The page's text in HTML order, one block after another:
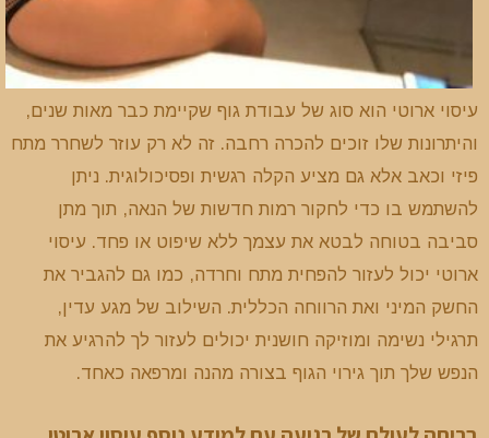
עיסוי ארוטי הוא סוג של עבודת גוף שקיימת כבר מאות שנים,
והיתרונות שלו זוכים להכרה רחבה. זה לא רק עוזר לשחרר מתח
פיזי וכאב אלא גם מציע הקלה רגשית ופסיכולוגית. ניתן
להשתמש בו כדי לחקור רמות חדשות של הנאה, תוך מתן
סביבה בטוחה לבטא את עצמך ללא שיפוט או פחד. עיסוי
ארוטי יכול לעזור להפחית מתח וחרדה, כמו גם להגביר את
החשק המיני ואת הרווחה הכללית. השילוב של מגע עדין,
תרגילי נשימה ומוזיקה חושנית יכולים לעזור לך להרגיע את
הנפש שלך תוך גירוי הגוף בצורה מהנה ומרפאה כאחד.